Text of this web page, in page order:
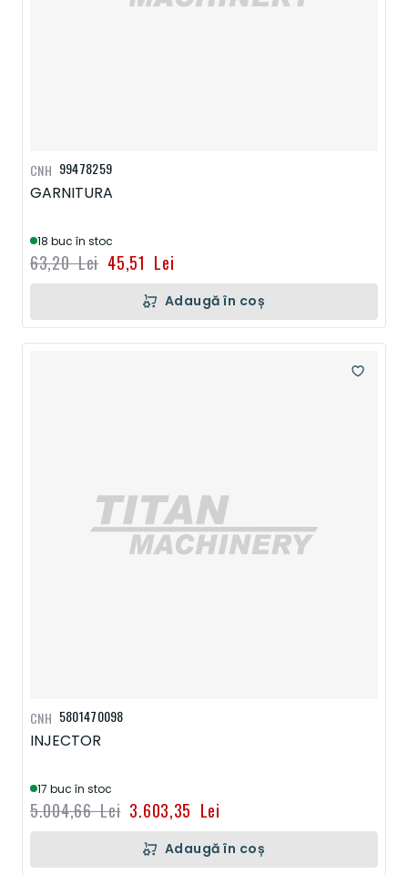
99478259
GARNITURA
18 buc în stoc
45,51 Lei
63,20 Lei
CNH
Adaugă în coș
5801470098
INJECTOR
17 buc în stoc
3.603,35 Lei
5.004,66 Lei
CNH
Adaugă în coș